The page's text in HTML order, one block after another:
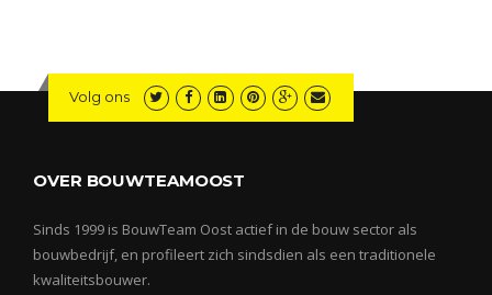
Volg ons
OVER BOUWTEAMOOST
Sinds 1999 is BouwTeam Oost actief in de bouw sector als
bouwbedrijf, en profileert zich sindsdien als een traditionele
kwaliteitsbouwer.